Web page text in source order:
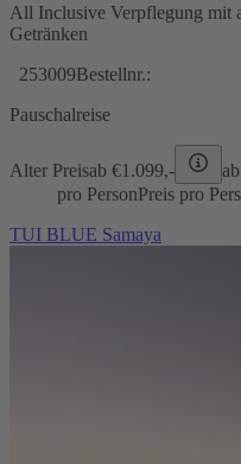
All Inclusive Verpflegung mit
Getränken
253009Bestellnr.:
Pauschalreise
Alter Preisab €1.099,-
pro PersonPreis pro
TUI BLUE Samaya